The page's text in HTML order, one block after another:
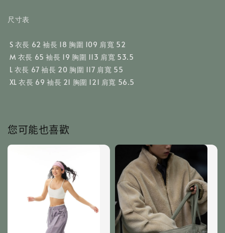
尺寸表
S 衣長 62 袖長 18 胸圍 109 肩寬 52
M 衣長 65 袖長 19 胸圍 113 肩寬 53.5
L 衣長 67 袖長 20 胸圍 117 肩寬 55
XL 衣長 69 袖長 21 胸圍 121 肩寬 56.5
您可能也喜歡